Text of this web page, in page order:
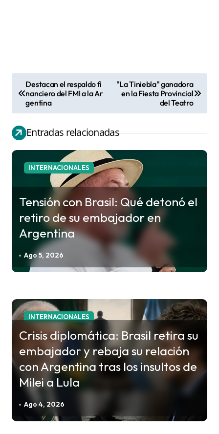
N
e
g
e
r
a
a
s
Destacan el respaldo fi
nanciero del FMI a la Ar
gentina
"La Tiniebla" ganadora
en la Fiesta Provincial
del Teatro
Entradas relacionadas
INTERNACIONALES
Tensión con Brasil: Qué detonó el
retiro de su embajador en
Argentina
Ago 5, 2026
INTERNACIONALES
Crisis diplomática: Brasil retira su
embajador y rebaja su relación
con Argentina tras los insultos de
Milei a Lula
Ago 4, 2026